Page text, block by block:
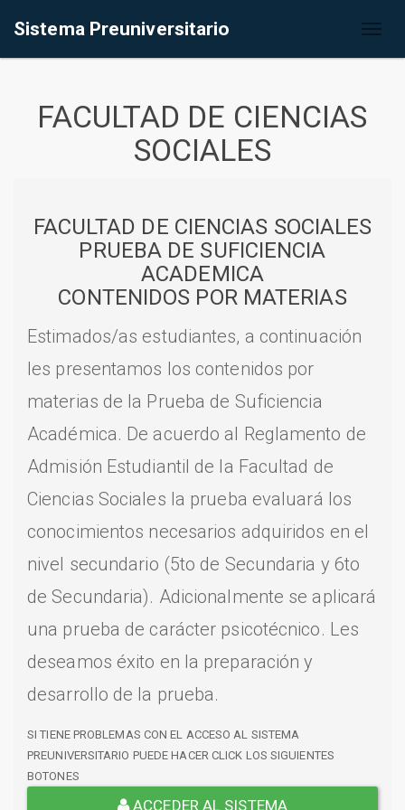
Sistema Preuniversitario
FACULTAD DE CIENCIAS
SOCIALES
FACULTAD DE CIENCIAS SOCIALES
PRUEBA DE SUFICIENCIA
ACADEMICA
CONTENIDOS POR MATERIAS
Estimados/as estudiantes, a continuación
les presentamos los contenidos por
materias de la Prueba de Suficiencia
Académica. De acuerdo al Reglamento de
Admisión Estudiantil de la Facultad de
Ciencias Sociales la prueba evaluará los
conocimientos necesarios adquiridos en el
nivel secundario (5to de Secundaria y 6to
de Secundaria). Adicionalmente se aplicará
una prueba de carácter psicotécnico. Les
deseamos éxito en la preparación y
desarrollo de la prueba.
SI TIENE PROBLEMAS CON EL ACCESO AL SISTEMA
PREUNIVERSITARIO PUEDE HACER CLICK LOS SIGUIENTES
BOTONES
ACCEDER AL SISTEMA